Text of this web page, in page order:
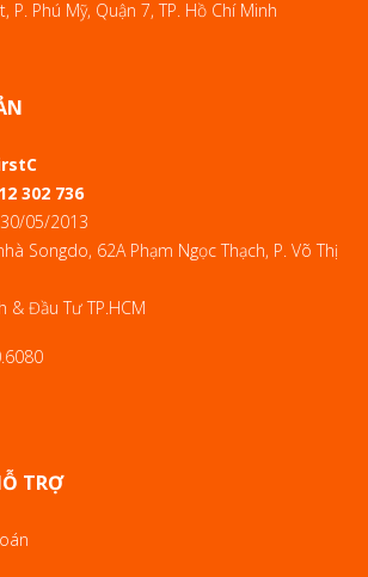
P. Phú Mỹ, Quận 7, TP. Hồ Chí Minh
302 736
05/2013
Songdo, 62A Phạm Ngọc Thạch, P. Võ Thị
& Đầu Tư TP.HCM
TRỢ